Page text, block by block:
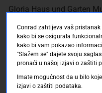
Gloria Haus und Garten
Dostava:
sa PDV
Conrad zahtijeva vaš
kako bi se osigurala
kako bi vam pokazao
"Slažem se" dajete svoju
pronaći u našoj izjavi o zaštiti
Imate mogućnost da u bilo
izjavi o zaštiti podataka.